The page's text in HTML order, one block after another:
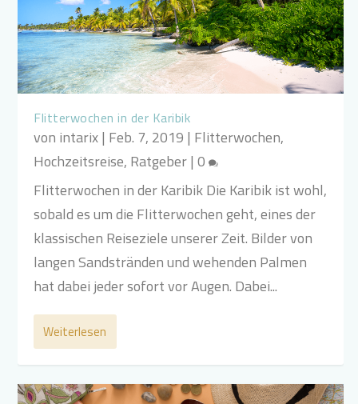
Flitterwochen in der Karibik
von intarix| Feb. 7, 2019 | Flitterwochen,
Hochzeitsreise, Ratgeber|0
Flitterwochen in der Karibik Die Karibik ist wohl,
sobald es um die Flitterwochen geht, eines der
klassischen Reiseziele unserer Zeit. Bilder von
langen Sandstränden und wehenden Palmen
hat dabei jeder sofort vor Augen. Dabei...
Weiterlesen